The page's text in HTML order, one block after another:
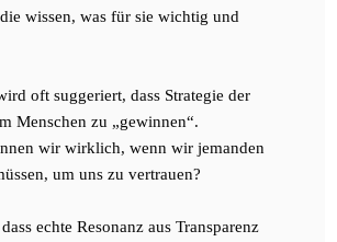
wissen, was für sie wichtig und
oft suggeriert, dass Strategie der
Menschen zu „gewinnen“.
wir wirklich, wenn wir jemanden
um uns zu vertrauen?
echte Resonanz aus Transparenz